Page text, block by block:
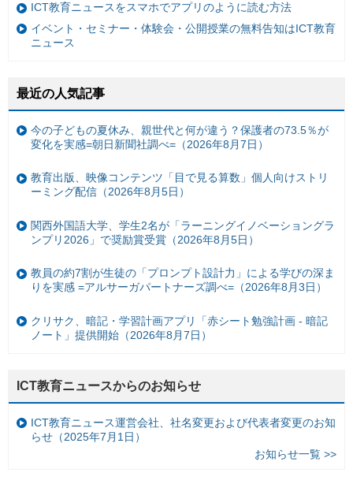
ICT教育ニュースをスマホでアプリのように読む方法
イベント・セミナー・体験会・公開授業の無料告知はICT教育
ニュース
最近の人気記事
今の子どもの夏休み、親世代と何が違う？保護者の73.5％が
変化を実感=朝日新聞社調べ=（2026年8月7日）
教育出版、映像コンテンツ「目で見る算数」個人向けストリ
ーミング配信（2026年8月5日）
関西外国語大学、学生2名が「ラーニングイノベーショングラ
ンプリ2026」で奨励賞受賞（2026年8月5日）
教員の約7割が生徒の「プロンプト設計力」による学びの深ま
りを実感 =アルサーガパートナーズ調べ=（2026年8月3日）
クリサク、暗記・学習計画アプリ「赤シート勉強計画 - 暗記
ノート」提供開始（2026年8月7日）
ICT教育ニュースからのお知らせ
ICT教育ニュース運営会社、社名変更および代表者変更のお知
らせ（2025年7月1日）
お知らせ一覧 >>